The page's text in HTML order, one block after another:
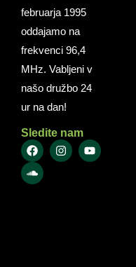
februarja 1995
oddajamo na
frekvenci 96,4
MHz. Vabljeni v
našo družbo 24
ur na dan!
Sledite nam